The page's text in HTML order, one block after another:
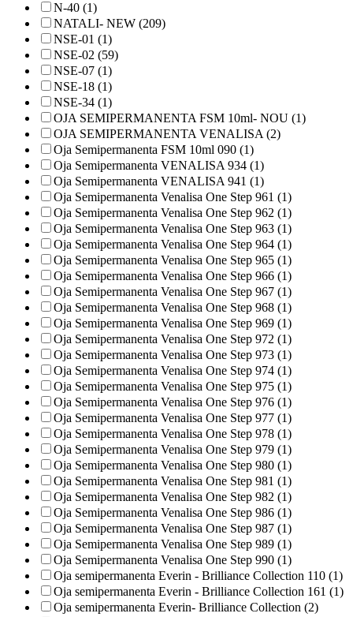
N-40 (1)
NATALI- NEW (209)
NSE-01 (1)
NSE-02 (59)
NSE-07 (1)
NSE-18 (1)
NSE-34 (1)
OJA SEMIPERMANENTA FSM 10ml- NOU (1)
OJA SEMIPERMANENTA VENALISA (2)
Oja Semipermanenta FSM 10ml 090 (1)
Oja Semipermanenta VENALISA 934 (1)
Oja Semipermanenta VENALISA 941 (1)
Oja Semipermanenta Venalisa One Step 961 (1)
Oja Semipermanenta Venalisa One Step 962 (1)
Oja Semipermanenta Venalisa One Step 963 (1)
Oja Semipermanenta Venalisa One Step 964 (1)
Oja Semipermanenta Venalisa One Step 965 (1)
Oja Semipermanenta Venalisa One Step 966 (1)
Oja Semipermanenta Venalisa One Step 967 (1)
Oja Semipermanenta Venalisa One Step 968 (1)
Oja Semipermanenta Venalisa One Step 969 (1)
Oja Semipermanenta Venalisa One Step 972 (1)
Oja Semipermanenta Venalisa One Step 973 (1)
Oja Semipermanenta Venalisa One Step 974 (1)
Oja Semipermanenta Venalisa One Step 975 (1)
Oja Semipermanenta Venalisa One Step 976 (1)
Oja Semipermanenta Venalisa One Step 977 (1)
Oja Semipermanenta Venalisa One Step 978 (1)
Oja Semipermanenta Venalisa One Step 979 (1)
Oja Semipermanenta Venalisa One Step 980 (1)
Oja Semipermanenta Venalisa One Step 981 (1)
Oja Semipermanenta Venalisa One Step 982 (1)
Oja Semipermanenta Venalisa One Step 986 (1)
Oja Semipermanenta Venalisa One Step 987 (1)
Oja Semipermanenta Venalisa One Step 989 (1)
Oja Semipermanenta Venalisa One Step 990 (1)
Oja semipermanenta Everin - Brilliance Collection 110 (1)
Oja semipermanenta Everin - Brilliance Collection 161 (1)
Oja semipermanenta Everin- Brilliance Collection (2)